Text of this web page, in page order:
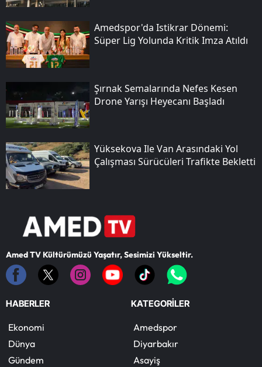
Amedspor'da Istikrar Dönemi:
Süper Lig Yolunda Kritik Imza Atıldı
Şırnak Semalarında Nefes Kesen
Drone Yarışı Heyecanı Başladı
Yüksekova Ile Van Arasındaki Yol
Çalışması Sürücüleri Trafikte Bekletti
Amed TV Kültürümüzü Yaşatır, Sesimizi Yükseltir.
HABERLER
Ekonomi
Dünya
Gündem
KATEGORİLER
Amedspor
Diyarbakır
Asayiş